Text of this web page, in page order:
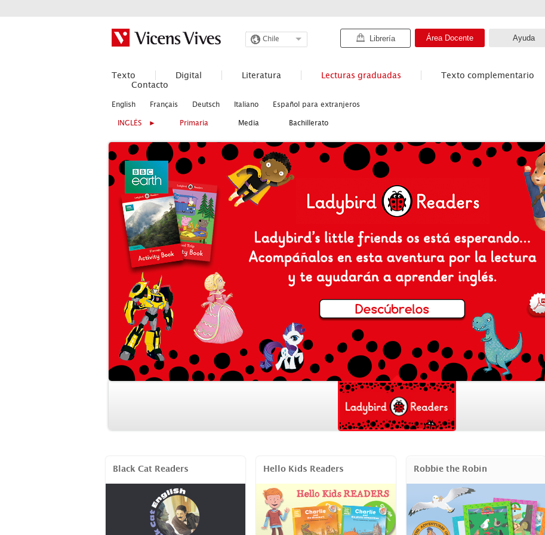
Chile Ayuda
Área Docente
Librería
Texto Digital Literatura Lecturas graduadas Texto complementario
Contacto
English Français Deutsch Italiano Español para extranjeros
INGLÉS ► Primaria Media Bachillerato
Ver catálogo (pdf)
Black Cat Readers Hello Kids Readers Robbie the Robin